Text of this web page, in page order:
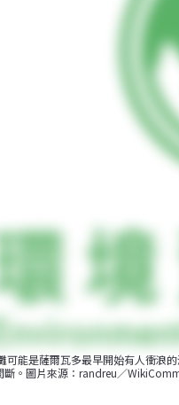
可能是薩爾瓦多最早開始有人衝浪
斷。圖片來源：randreu／